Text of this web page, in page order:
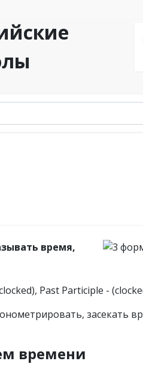
время,
Past Participle -
засекать
времени